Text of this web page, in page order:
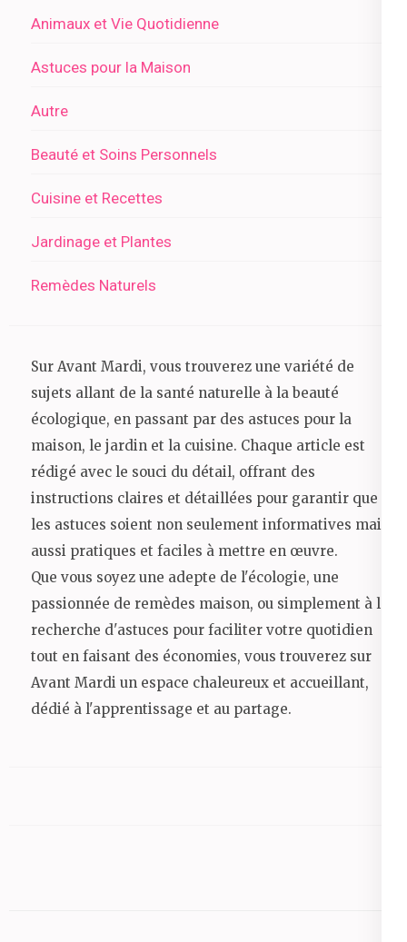
Animaux et Vie Quotidienne
Astuces pour la Maison
Autre
Beauté et Soins Personnels
Cuisine et Recettes
Jardinage et Plantes
Remèdes Naturels
Sur Avant Mardi, vous trouverez une variété de
sujets allant de la santé naturelle à la beauté
écologique, en passant par des astuces pour la
maison, le jardin et la cuisine. Chaque article est
rédigé avec le souci du détail, offrant des
instructions claires et détaillées pour garantir que
les astuces soient non seulement informatives mais
aussi pratiques et faciles à mettre en œuvre.
Que vous soyez une adepte de l'écologie, une
passionnée de remèdes maison, ou simplement à la
recherche d'astuces pour faciliter votre quotidien
tout en faisant des économies, vous trouverez sur
Avant Mardi un espace chaleureux et accueillant,
dédié à l'apprentissage et au partage.